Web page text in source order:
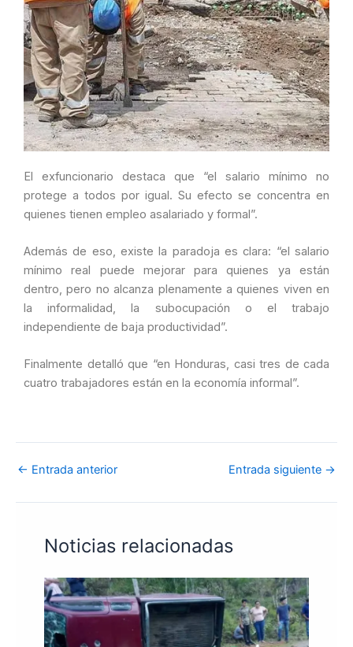
El exfuncionario destaca que “el salario mínimo no
protege a todos por igual. Su efecto se concentra en
quienes tienen empleo asalariado y formal”.
Además de eso, existe la paradoja es clara: “el salario
mínimo real puede mejorar para quienes ya están
dentro, pero no alcanza plenamente a quienes viven en
la informalidad, la subocupación o el trabajo
independiente de baja productividad”.
Finalmente detalló que “en Honduras, casi tres de cada
cuatro trabajadores están en la economía informal”.
← Entrada anterior Entrada siguiente →
Noticias relacionadas